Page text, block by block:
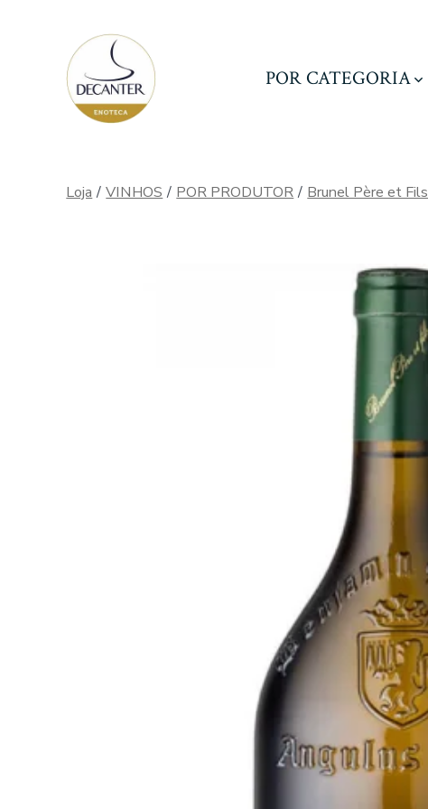
POR CATEGORIA
Loja / VINHOS / POR PRODUTOR / Brunel Père et Fils